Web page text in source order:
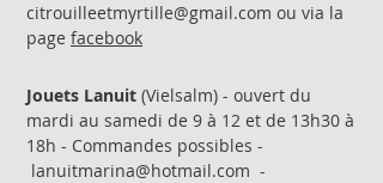
citrouilleetmyrtille@gmail.com ou via la
page facebook
Jouets Lanuit (Vielsalm) - ouvert du
mardi au samedi de 9 à 12 et de 13h30 à
18h - Commandes possibles -
lanuitmarina@hotmail.com -